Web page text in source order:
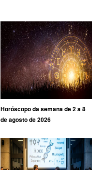
Horóscopo da semana de 2 a 8
de agosto de 2026